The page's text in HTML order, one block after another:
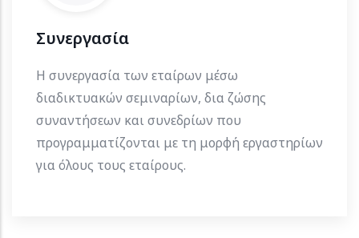
Συνεργασία
Η συνεργασία των εταίρων μέσω
διαδικτυακών σεμιναρίων, δια ζώσης
συναντήσεων και συνεδρίων που
προγραμματίζονται με τη μορφή εργαστηρίων
για όλους τους εταίρους.